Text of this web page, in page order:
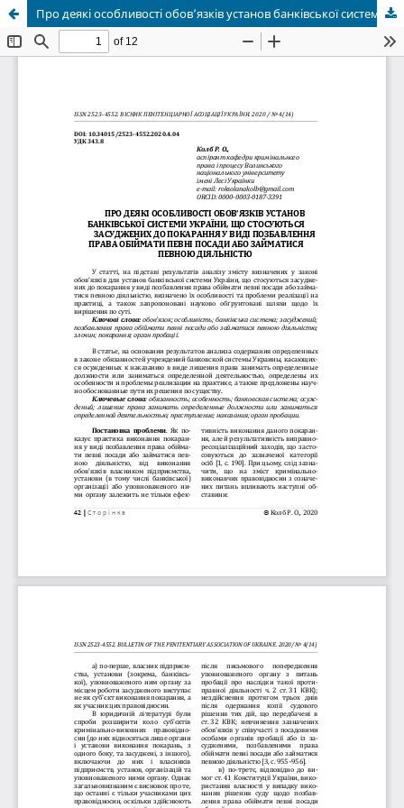
Про деякі особливості обов’язків установ банківської системи України, що стосуються засуджених до покарання у виді позбавлення права обіймати певні посади або займатися певною діяльністю